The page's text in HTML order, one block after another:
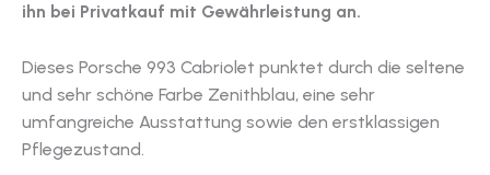
ihn bei Privatkauf mit Gewährleistung an.
Dieses Porsche 993 Cabriolet punktet durch die seltene
und sehr schöne Farbe Zenithblau, eine sehr
umfangreiche Ausstattung sowie den erstklassigen
Pflegezustand.